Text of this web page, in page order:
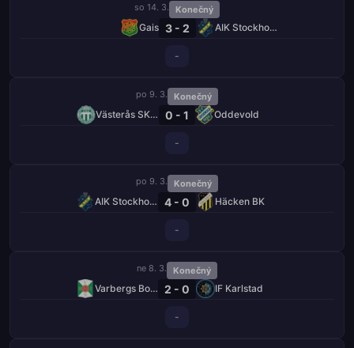
so 14. 3. Konečný
Gais 3 - 2 AIK Stockholm
-
po 9. 3. Konečný
Västerås SK FK 0 - 1 Oddevold
-
po 9. 3. Konečný
AIK Stockholm 4 - 0 Häcken BK
-
ne 8. 3. Konečný
Varbergs BoIS FC 2 - 0 IF Karlstad
-